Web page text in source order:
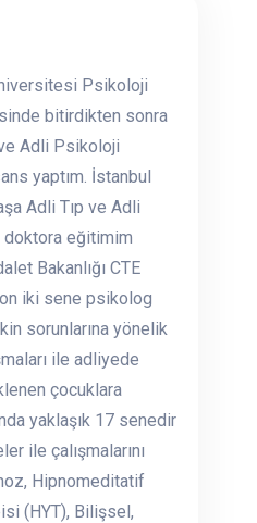
Psikoloji
bitirdikten sonra
Adli Psikoloji
yaptım. İstanbul
Adli Tıp ve Adli
eğitimim
Bakanlığı CTE
iki sene psikolog
sorunlarına yönelik
ile adliyede
çocuklara
yaklaşık 17 senedir
ile çalışmalarını
Hipnomeditatif
(HYT), Bilişsel,